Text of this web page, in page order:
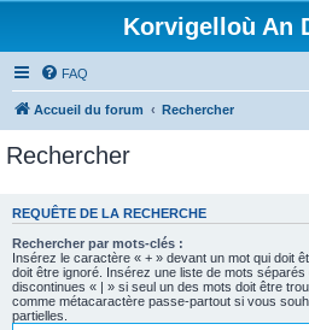
Korvigelloù An
FAQ
Accueil du forum Rechercher
Rechercher
REQUÊTE DE LA RECHERCHE
Rechercher par mots-clés :
Insérez le caractère « + » devant un mot qui doit
doit être ignoré. Insérez une liste de mots
discontinues « | » si seul un des mots doit être
comme métacaractère passe-partout si vous
partielles.